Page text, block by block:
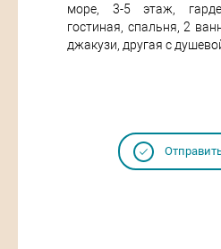
море, 3-5 этаж,
гостиная, спальня, 2
джакузи, другая с